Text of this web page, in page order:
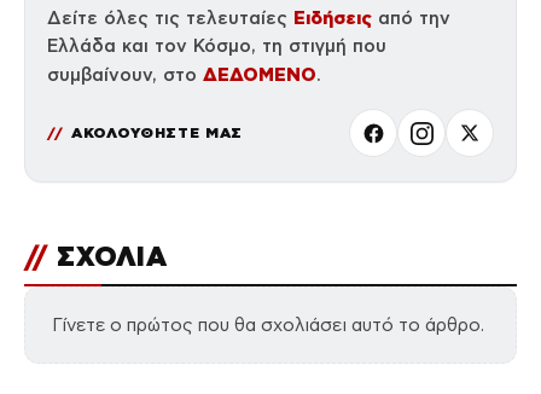
Δείτε όλες τις τελευταίες Ειδήσεις από την
Ελλάδα και τον Κόσμο, τη στιγμή που
συμβαίνουν, στο ΔΕΔΟΜΕΝΟ.
ΑΚΟΛΟΥΘΗΣΤΕ ΜΑΣ
// ΣΧΟΛΙΑ
Γίνετε ο πρώτος που θα σχολιάσει αυτό το άρθρο.